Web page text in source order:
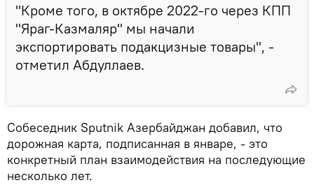
"Кроме того, в октябре 2022-го через КПП
"Яраг-Казмаляр" мы начали
экспортировать подакцизные товары", -
отметил Абдуллаев.
Собеседник Sputnik Азербайджан добавил, что
дорожная карта, подписанная в январе, - это
конкретный план взаимодействия на последующие
несколько лет.